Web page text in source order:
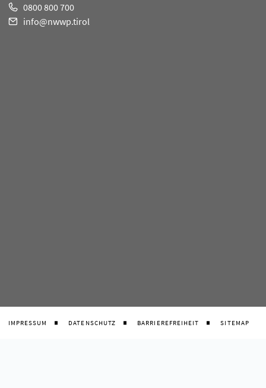
0800 800 700
info@nwwp.tirol
IMPRESSUM DATENSCHUTZ BARRIEREFREIHEIT SITEMAP